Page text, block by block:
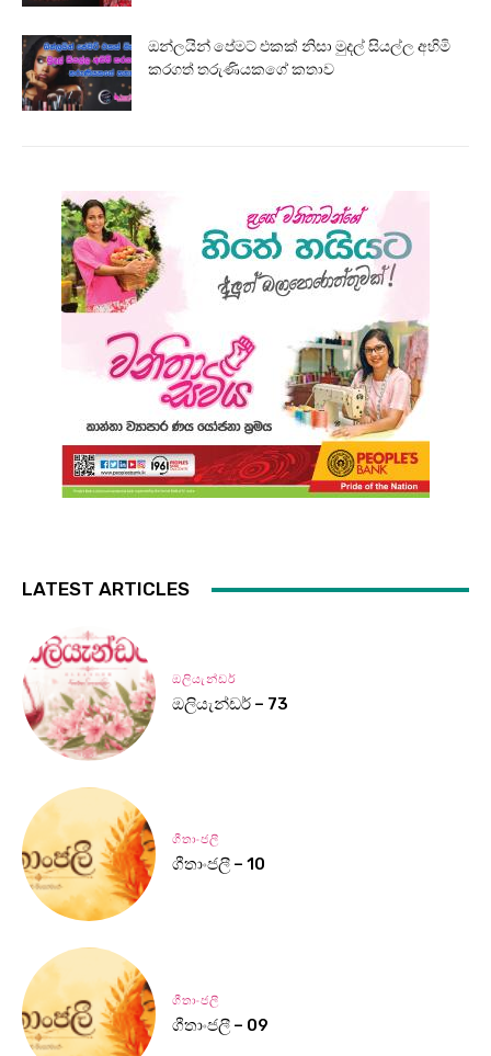
ඔන්ලයින් පේමට් එකක් නිසා මුදල් සියල්ල අහිමි
කරගත් තරුණියකගේ කතාව
LATEST ARTICLES
ඔලියැන්ඩර්
ඔලියැන්ඩර් – 73
ගීතාංජලී
ගීතාංජලී – 10
ගීතාංජලී
ගීතාංජලී – 09